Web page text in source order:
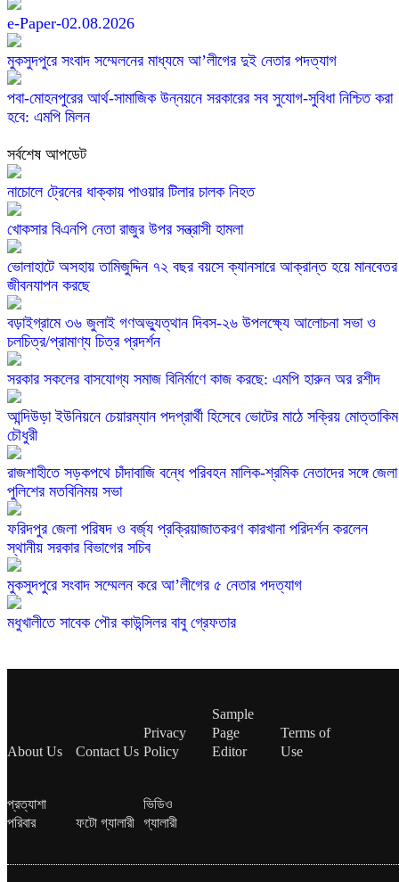
e-Paper-02.08.2026
মুকসুদপুরে সংবাদ সম্মেলনের মাধ্যমে আ’লীগের দুই নেতার পদত্যাগ
পবা-মোহনপুরের আর্থ-সামাজিক উন্নয়নে সরকারের সব সুযোগ-সুবিধা নিশ্চিত করা
হবে: এমপি মিলন
নাচোলে ট্রেনের ধাক্কায় পাওয়ার টিলার চালক নিহত
খোকসার বিএনপি নেতা রাজুর উপর সন্ত্রাসী হামলা
ভোলাহাটে অসহায় তামিজুদ্দিন ৭২ বছর বয়সে ক্যানসারে আক্রান্ত হয়ে মানবেতর
জীবনযাপন করছে
বড়াইগ্রামে ৩৬ জুলাই গণঅভ্যুত্থান দিবস-২৬ উপলক্ষ্যে আলোচনা সভা ও
চলচিত্র/প্রামাণ্য চিত্র প্রদর্শন
সরকার সকলের বাসযোগ্য সমাজ বিনির্মাণে কাজ করছে: এমপি হারুন অর রশীদ
আন্দিউড়া ইউনিয়নে চেয়ারম্যান পদপ্রার্থী হিসেবে ভোটের মাঠে সক্রিয় মোত্তাকিম
চৌধুরী
রাজশাহীতে সড়কপথে চাঁদাবাজি বন্ধে পরিবহন মালিক-শ্রমিক নেতাদের সঙ্গে জেলা
পুলিশের মতবিনিময় সভা
ফরিদপুর জেলা পরিষদ ও বর্জ্য প্রক্রিয়াজাতকরণ কারখানা পরিদর্শন করলেন
স্থানীয় সরকার বিভাগের সচিব
মুকসুদপুরে সংবাদ সম্মেলন করে আ’লীগের ৫ নেতার পদত্যাগ
মধুখালীতে সাবেক পৌর কাউন্সিলর বাবু গ্রেফতার
Policy
Page
Editor
Use
পরিবার
গ্যালারী